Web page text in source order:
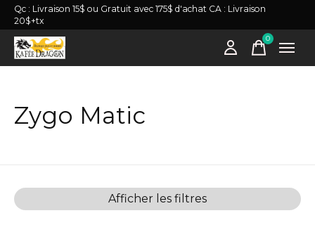
Qc : Livraison 15$ ou Gratuit avec 175$ d'achat CA : Livraison
20$+tx
0items
Zygo Matic
Afficher les filtres